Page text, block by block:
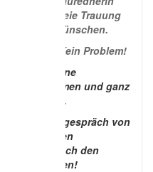
eine freie Trauung
und Wünschen.
Budget? – Kein Problem!
nur einzelne
nehmen und ganz
auswählen.
Erstgespräch von
wir Ihnen
Angebot nach den
Vorstellungen!